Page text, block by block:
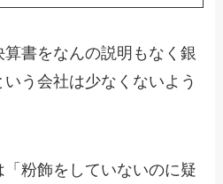
書をなんの説明もなく銀
う会社は少なくないよう
粉飾をしていないのに疑